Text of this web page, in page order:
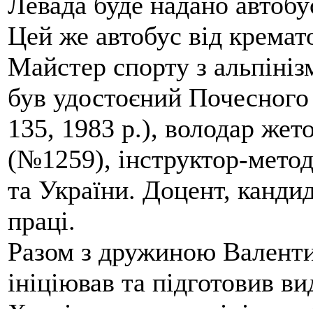
Цей же автобус від
Майстер спорту з
був удостоєний
135, 1983 р.), володар
(№1259), інструктор-
та України. Доцент,
праці.
Разом з дружиною
ініціював та підготовив